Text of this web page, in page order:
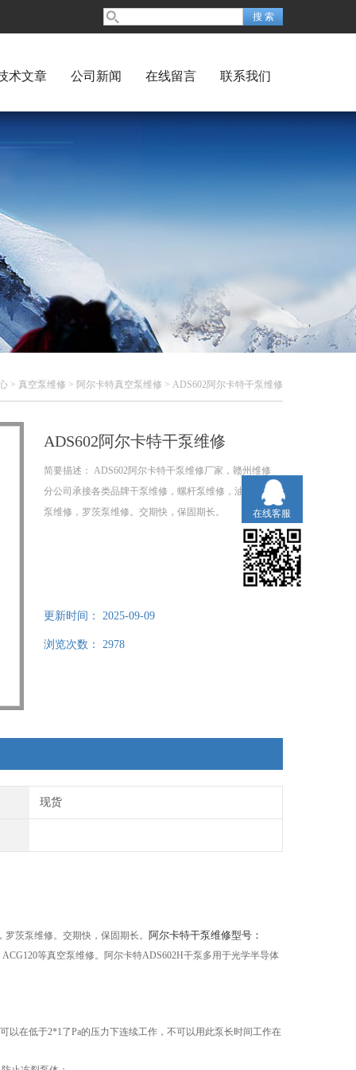
术文章 公司新闻 在线留言 联系我们
> 真空泵维修 > 阿尔卡特真空泵维修 > ADS602阿尔卡特干泵维修
ADS602阿尔卡特干泵维修
简要描述： ADS602阿尔卡特干泵维修厂家，赣州维修
分公司承接各类品牌干泵维修，螺杆泵维修，油式机械
泵维修，罗茨泵维修。交期快，保固期长。
更新时间： 2025-09-09
浏览次数： 2978
现货
茨泵维修。交期快，保固期长。 阿尔卡特干泵维修型号：
等真空泵维修。阿尔卡特ADS602H干泵多用于光学半导体
以在低于2*1了Pa的压力下连续工作，不可以用此泵长时间工作在
在线客服